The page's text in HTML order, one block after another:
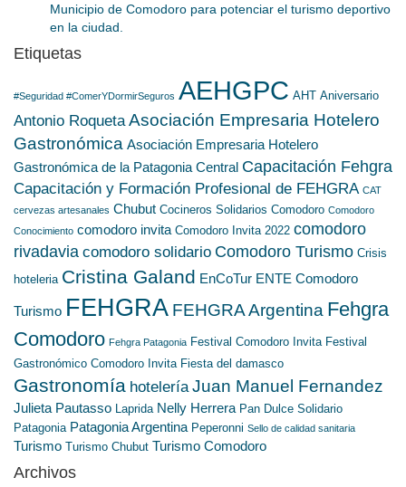
Municipio de Comodoro para potenciar el turismo deportivo
en la ciudad.
Etiquetas
#Seguridad #ComerYDormirSeguros AEHGPC AHT Aniversario
Antonio Roqueta Asociación Empresaria Hotelero
Gastronómica Asociación Empresaria Hotelero
Gastronómica de la Patagonia Central Capacitación Fehgra
Capacitación y Formación Profesional de FEHGRA CAT
cervezas artesanales Chubut Cocineros Solidarios Comodoro Comodoro
Conocimiento comodoro invita Comodoro Invita 2022 comodoro
rivadavia comodoro solidario Comodoro Turismo Crisis
hoteleria Cristina Galand EnCoTur ENTE Comodoro
Turismo FEHGRA FEHGRA Argentina Fehgra
Comodoro Fehgra Patagonia Festival Comodoro Invita Festival
Gastronómico Comodoro Invita Fiesta del damasco
Gastronomía hotelería Juan Manuel Fernandez
Julieta Pautasso Laprida Nelly Herrera Pan Dulce Solidario
Patagonia Patagonia Argentina Peperonni Sello de calidad sanitaria
Turismo Turismo Chubut Turismo Comodoro
Archivos